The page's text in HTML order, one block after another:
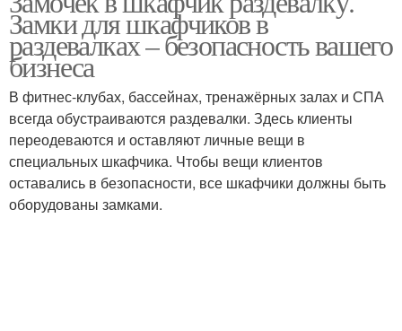
Кармашки на шкафчик
Замки для шкафчиков в
раздевалках – безопасность вашего
бизнеса
В фитнес-клубах, бассейнах, тренажёрных залах и СПА
всегда обустраиваются раздевалки. Здесь клиенты
переодеваются и оставляют личные вещи в
специальных шкафчика. Чтобы вещи клиентов
оставались в безопасности, все шкафчики должны быть
оборудованы замками.